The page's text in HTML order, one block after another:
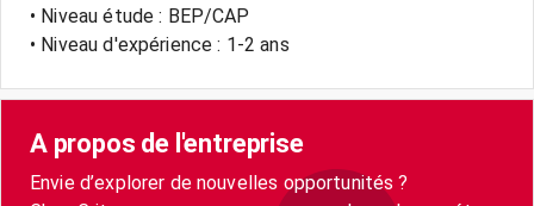
• Niveau étude : BEP/CAP
• Niveau d'expérience : 1-2 ans
A propos de l'entreprise
Envie d’explorer de nouvelles opportunités ?